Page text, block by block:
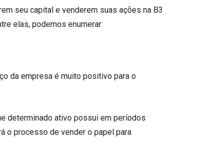
seu capital e venderem suas ações na B3
elas, podemos enumerar:
da empresa é muito positivo para o
determinado ativo possui em períodos
o processo de vender o papel para